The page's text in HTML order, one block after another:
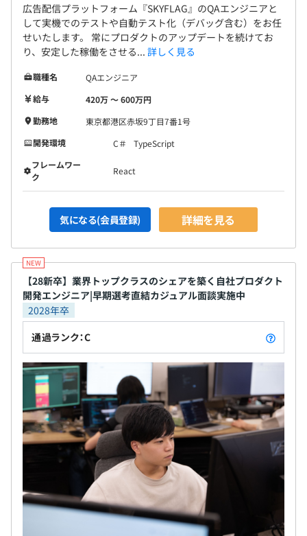
【開発環境】
・機械学習：Python
・フロントエンド：React／TypeScript
・バックエンド：C#（ASP.NET）
・データベース：MySQL
・サーバー：AWS
・バージョン管理：Git、GitHub
・タスク管理：jira、software,confluence
全社：208名（2026年3月）
広告配信プラットフォーム『SKYFLAG』のQAエンジニアと
して実機でのテストや自動テスト化（デバッグ含む）をお任
せいたします。 常にプロダクトのアップデートを続けてお
り、安定した稼働をさせる... 詳しく見る
職種名
QAエンジニア
給与
420万 〜 600万円
勤務地
東京都港区赤坂9丁目7番1号
開発環境
C＃
TypeScript
フレームワー
ク
React
気になる(会員登録) 詳細を見る
【28新卒】業界トップクラスのシェアを築く自社プロダクト
開発エンジニア|早期選考直結カジュアル面談実施中
2028年卒
通過ランク：C